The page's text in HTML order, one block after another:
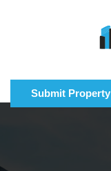
Submit Property